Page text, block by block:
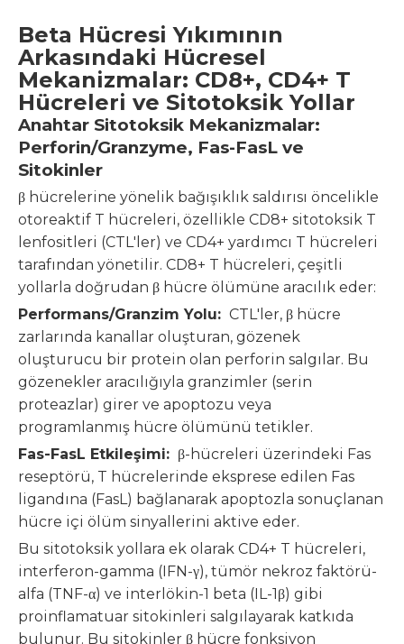
Beta Hücresi Yıkımının
Arkasındaki Hücresel
Mekanizmalar: CD8+, CD4+ T
Hücreleri ve Sitotoksik Yollar
Anahtar Sitotoksik Mekanizmalar:
Perforin/Granzyme, Fas-FasL ve
Sitokinler
β hücrelerine yönelik bağışıklık saldırısı öncelikle
otoreaktif T hücreleri, özellikle CD8+ sitotoksik T
lenfositleri (CTL'ler) ve CD4+ yardımcı T hücreleri
tarafından yönetilir. CD8+ T hücreleri, çeşitli
yollarla doğrudan β hücre ölümüne aracılık eder:
Performans/Granzim Yolu: CTL'ler, β hücre
zarlarında kanallar oluşturan, gözenek
oluşturucu bir protein olan perforin salgılar. Bu
gözenekler aracılığıyla granzimler (serin
proteazlar) girer ve apoptozu veya
programlanmış hücre ölümünü tetikler.
Fas-FasL Etkileşimi: β-hücreleri üzerindeki Fas
reseptörü, T hücrelerinde eksprese edilen Fas
ligandına (FasL) bağlanarak apoptozla sonuçlanan
hücre içi ölüm sinyallerini aktive eder.
Bu sitotoksik yollara ek olarak CD4+ T hücreleri,
interferon-gamma (IFN-γ), tümör nekroz faktörü-
alfa (TNF-α) ve interlökin-1 beta (IL-1β) gibi
proinflamatuar sitokinleri salgılayarak katkıda
bulunur. Bu sitokinler β hücre fonksiyon